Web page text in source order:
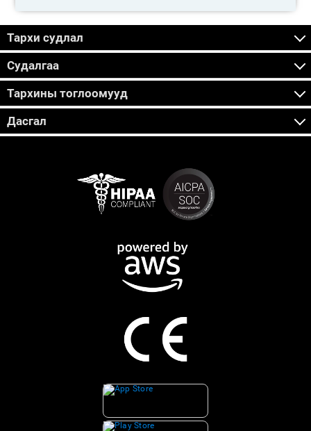
Тархи судлал
Судалгаа
Тархины тоглоомууд
Дасгал